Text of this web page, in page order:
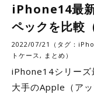
iPhone14最
ペックを比較
2022/07/21（タグ：
トケース , まとめ ）
iPhone14シリーズ
大手のApple（ア